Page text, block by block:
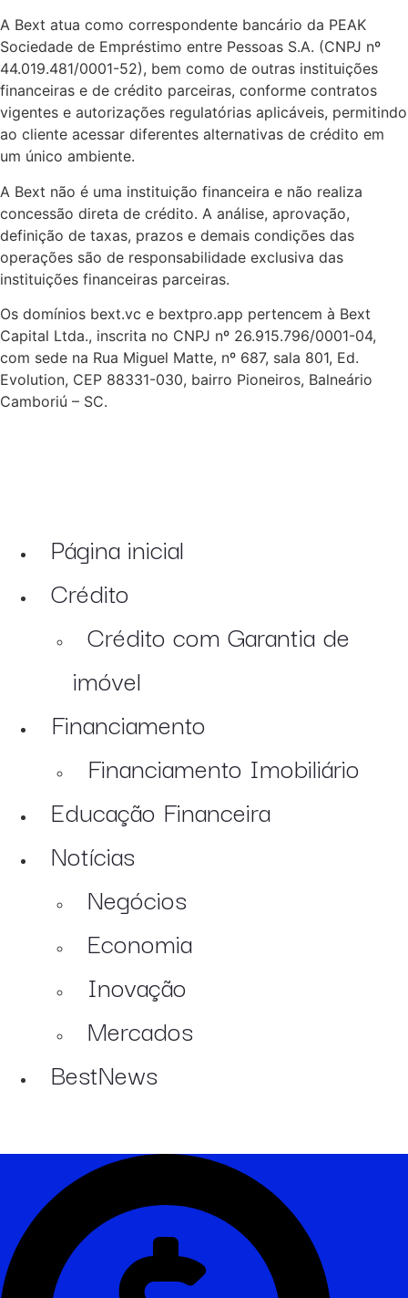
A Bext atua como correspondente bancário da PEAK
Sociedade de Empréstimo entre Pessoas S.A. (CNPJ nº
44.019.481/0001-52), bem como de outras instituições
financeiras e de crédito parceiras, conforme contratos
vigentes e autorizações regulatórias aplicáveis, permitindo
ao cliente acessar diferentes alternativas de crédito em
um único ambiente.
A Bext não é uma instituição financeira e não realiza
concessão direta de crédito. A análise, aprovação,
definição de taxas, prazos e demais condições das
operações são de responsabilidade exclusiva das
instituições financeiras parceiras.
Os domínios bext.vc e bextpro.app pertencem à Bext
Capital Ltda., inscrita no CNPJ nº 26.915.796/0001-04,
com sede na Rua Miguel Matte, nº 687, sala 801, Ed.
Evolution, CEP 88331-030, bairro Pioneiros, Balneário
Camboriú – SC.
Página inicial
Crédito
Crédito com Garantia de
imóvel
Financiamento
Financiamento Imobiliário
Educação Financeira
Notícias
Negócios
Economia
Inovação
Mercados
BestNews